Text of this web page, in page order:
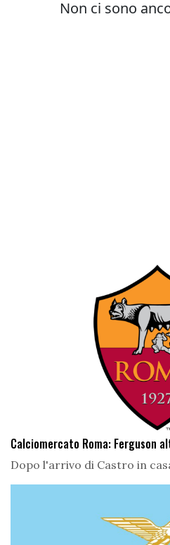
Calciomercato Roma: Ferguson
Dopo l'arrivo di Castro in